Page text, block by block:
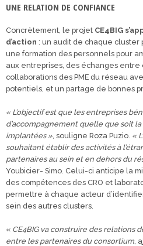
UNE RELATION DE CONFIANCE
Concrètement, le projet CE4BIG
d’action : un audit de chaque cluster
une formation des personnels pour
aux entreprises, des échanges entre
collaborations des PME du réseau
potentiels, et un partage de bonnes
« L’objectif est que les entreprises
d’accompagnement quelle que soit
implantées » , souligne Roza Puzio. «
souhaitant établir des activités à
partenaires au sein et en dehors du
Youbicier- Simo. Celui-ci anticipe la
des compétences des CRO et
permettre à chaque acteur
sein des autres clusters.
« CE4BIG va construire des relations
entre les partenaires du consortium ,